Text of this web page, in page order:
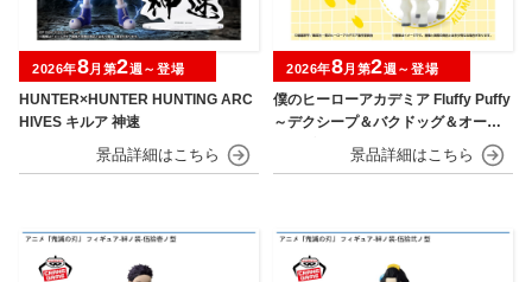
HUNTER×HUNTER HUNTING ARC
HIVES キルア 神速
2026年8月第2週～登場
僕のヒーローアカデミア Fluffy Puffy
～デクシープ＆バクドッグ＆オール
マイゴート～
2026年8月第2週～登場